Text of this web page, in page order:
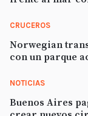
CRUCEROS
Norwegian
con un parque
NOTICIAS
Buenos Aires